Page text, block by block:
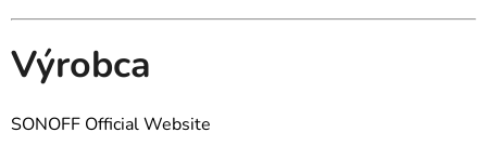
Výrobca
SONOFF Official Website